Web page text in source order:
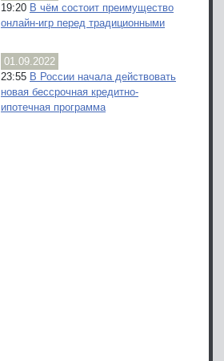
19:20 В чём состоит преимущество
онлайн-игр перед традиционными
01.09.2022
23:55 В России начала действовать
новая бессрочная кредитно-
ипотечная программа